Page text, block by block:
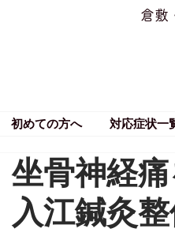
倉敷
初めての方へ 対応症状一
坐骨神経
入江鍼灸